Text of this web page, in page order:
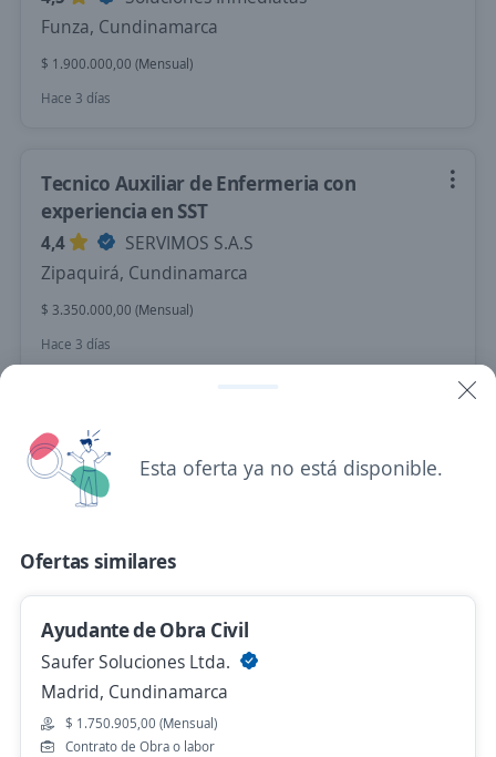
Funza, Cundinamarca
$ 1.900.000,00 (Mensual)
Hace 3 días
Tecnico Auxiliar de Enfermeria con
experiencia en SST
4,4
SERVIMOS S.A.S
Zipaquirá, Cundinamarca
$ 3.350.000,00 (Mensual)
Hace 3 días
Auxiliar de mantenimiento general
4,6
TEJIDOS LAV S.A
Cajicá, Cundinamarca
Hace 3 días
Técnico de Mantenimiento, Auxiliar de
Mantenimiento, Electromecánico,
Mosquera, Cundinamarca
Esta oferta ya no está disponible.
Ofertas similares
Ayudante de Obra Civil
Saufer Soluciones Ltda.
Madrid, Cundinamarca
$ 1.750.905,00 (Mensual)
Contrato de Obra o labor